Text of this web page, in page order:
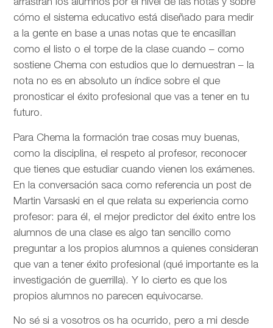
arrastran los alumnos por el nivel de las notas y sobre
cómo el sistema educativo está diseñado para medir
a la gente en base a unas notas que te encasillan
como el listo o el torpe de la clase cuando – como
sostiene Chema con estudios que lo demuestran – la
nota no es en absoluto un índice sobre el que
pronosticar el éxito profesional que vas a tener en tu
futuro.
Para Chema la formación trae cosas muy buenas,
como la disciplina, el respeto al profesor, reconocer
que tienes que estudiar cuando vienen los exámenes.
En la conversación saca como referencia un post de
Martin Varsaski en el que relata su experiencia como
profesor: para él, el mejor predictor del éxito entre los
alumnos de una clase es algo tan sencillo como
preguntar a los propios alumnos a quienes consideran
que van a tener éxito profesional (qué importante es la
investigación de guerrilla). Y lo cierto es que los
propios alumnos no parecen equivocarse.
No sé si a vosotros os ha ocurrido, pero a mi desde